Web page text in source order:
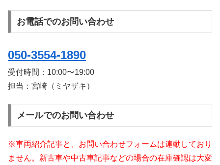
お電話でのお問い合わせ
050-3554-1890
受付時間： 10:00〜19:00
担当：宮崎（ミヤザキ）
メールでのお問い合わせ
※車両紹介記事と、お問い合わせフォームは連動しており
ません。新古車や中古車記事などの場合の在庫確認は大変